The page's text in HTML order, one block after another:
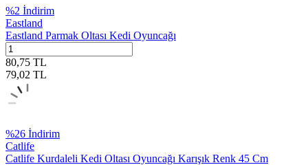
%2 İndirim
Eastland
Eastland Parmak Oltası Kedi Oyuncağı
80,75 TL
79,02 TL
%26 İndirim
Catlife
Catlife Kurdaleli Kedi Oltası Oyuncağı Karışık Renk 45 Cm